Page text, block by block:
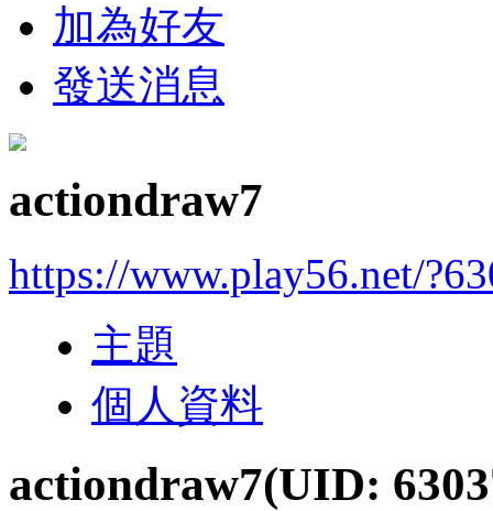
加為好友
發送消息
actiondraw7
https://www.play56.net/
主題
個人資料
actiondraw7(UID: